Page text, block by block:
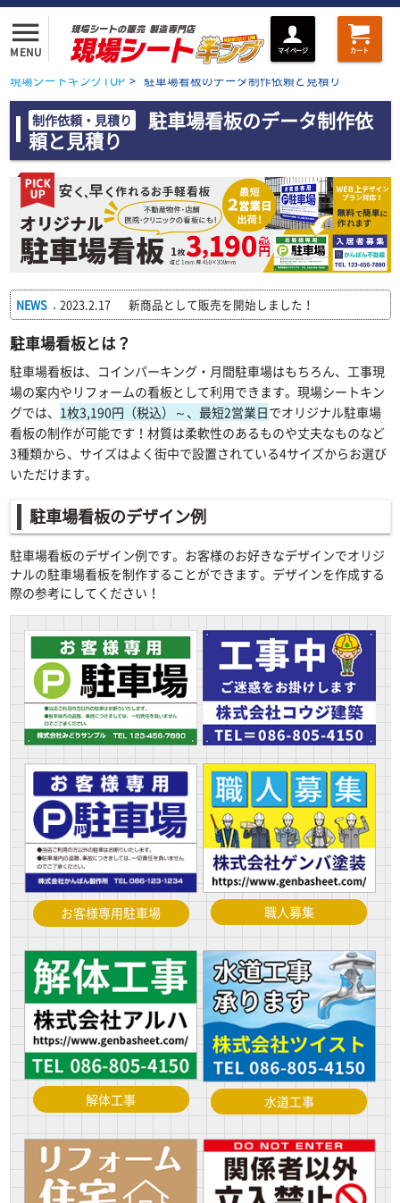
menu
MENU マイページ カート
現場シートキングTOP > 駐車場看板のデータ制作依頼と見積り
制作依頼・見積り 駐車場看板のデータ制作依
頼と見積り
NEWS 2023.2.17 新商品として販売を開始しました！
駐車場看板とは？
駐車場看板は、コインパーキング・月間駐車場はもちろん、工事現
場の案内やリフォームの看板として利用できます。現場シートキン
グでは、 1枚3,190円（税込）～、最短2営業日でオリジナル駐車場
看板の制作が可能です！材質は柔軟性のあるものや丈夫なものなど
3種類から、サイズはよく街中で設置されている4サイズからお選び
いただけます。
駐車場看板のデザイン例
駐車場看板のデザイン例です。お客様のお好きなデザインでオリジ
ナルの駐車場看板を制作することができます。デザインを作成する
際の参考にしてください！
お客様専用駐車場 職人募集
解体工事 水道工事